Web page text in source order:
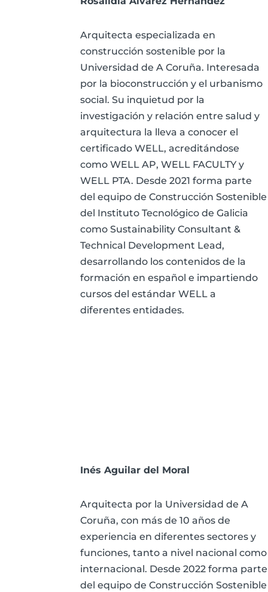
Arquitecta especializada en
construcción sostenible por la
Universidad de A Coruña. Interesada
por la bioconstrucción y el urbanismo
social. Su inquietud por la
investigación y relación entre salud y
arquitectura la lleva a conocer el
certificado WELL, acreditándose
como WELL AP, WELL FACULTY y
WELL PTA. Desde 2021 forma parte
del equipo de Construcción Sostenible
del Instituto Tecnológico de Galicia
como Sustainability Consultant &
Technical Development Lead,
desarrollando los contenidos de la
formación en español e impartiendo
cursos del estándar WELL a
diferentes entidades.
Inés Aguilar del Moral
Arquitecta por la Universidad de A
Coruña, con más de 10 años de
experiencia en diferentes sectores y
funciones, tanto a nivel nacional como
internacional. Desde 2022 forma parte
del equipo de Construcción Sostenible